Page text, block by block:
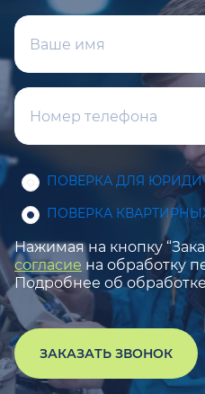
ПОВЕРКА ДЛЯ
ПОВЕРКА
Нажимая на кнопку
согласие на обработку
Подробнее об
ЗАКАЗАТЬ ЗВОНОК